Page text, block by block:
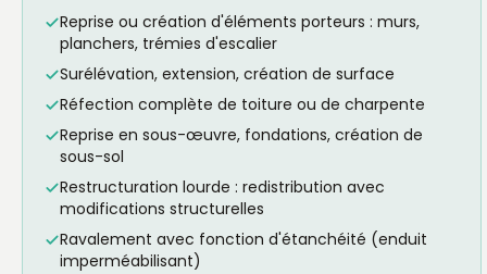
Reprise ou création d'éléments porteurs : murs,
planchers, trémies d'escalier
Surélévation, extension, création de surface
Réfection complète de toiture ou de charpente
Reprise en sous-œuvre, fondations, création de
sous-sol
Restructuration lourde : redistribution avec
modifications structurelles
Ravalement avec fonction d'étanchéité (enduit
imperméabilisant)